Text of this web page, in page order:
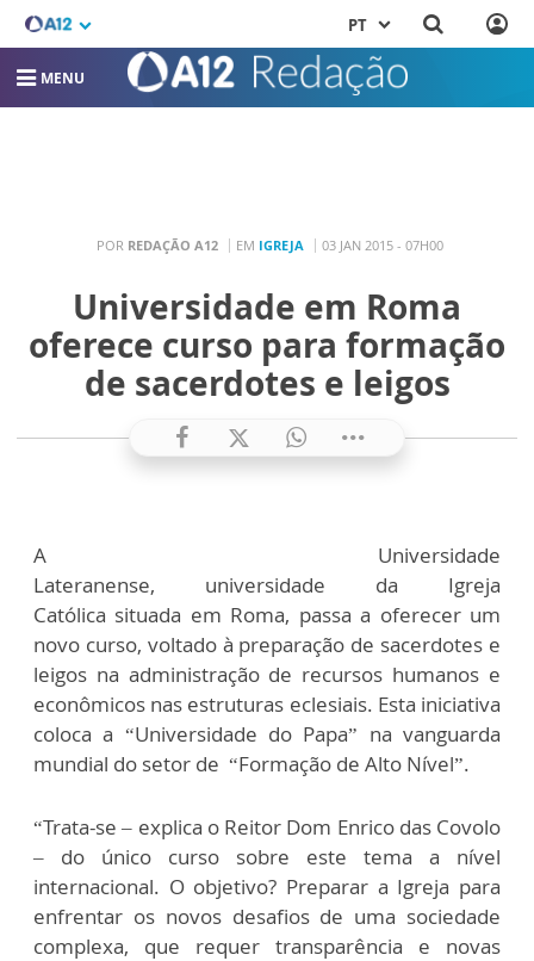
PT
MENU
POR REDAÇÃO A12 EM IGREJA 03 JAN 2015 - 07H00
Universidade em Roma
oferece curso para formação
de sacerdotes e leigos
A Universidade
Lateranense, universidade da
Igreja
Católica situada em Roma, passa a oferecer um
novo curso, voltado à preparação de sacerdotes e
leigos na administração de recursos humanos e
econômicos nas estruturas eclesiais. Esta iniciativa
coloca a “Universidade do Papa” na vanguarda
mundial do setor de “Formação de Alto Nível”.
“Trata-se – explica o Reitor Dom Enrico das Covolo
– do único curso sobre este tema a nível
internacional. O objetivo? Preparar a Igreja para
enfrentar os novos desafios de uma sociedade
complexa, que requer transparência e novas